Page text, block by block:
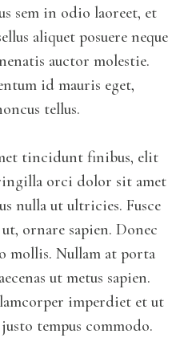
sem in odio laoreet, et
aliquet posuere neque
auctor molestie.
id mauris eget,
tellus.
tincidunt finibus, elit
orci dolor sit amet
nulla ut ultricies. Fusce
ornare sapien. Donec
mollis. Nullam at porta
ut metus sapien.
imperdiet et ut
tempus commodo.